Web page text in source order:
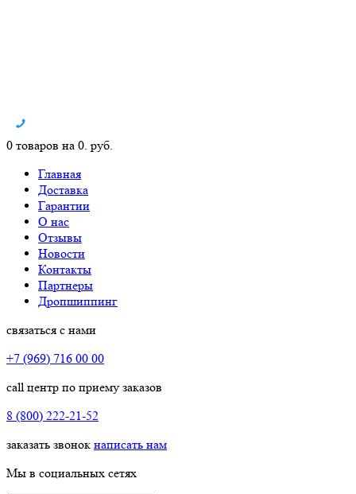
0 товаров на 0. руб.
Главная
Доставка
Гарантии
О нас
Отзывы
Новости
Контакты
Партнеры
Дропшиппинг
связаться с нами
+7 (969) 716 00 00
call центр по приему заказов
8 (800) 222-21-52
заказать звонок написать нам
Мы в социальных сетях